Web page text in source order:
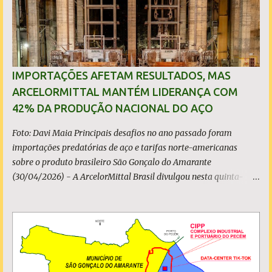
s
IMPORTAÇÕES AFETAM RESULTADOS, MAS
ARCELORMITTAL MANTÉM LIDERANÇA COM
42% DA PRODUÇÃO NACIONAL DO AÇO
Foto: Davi Maia Principais desafios no ano passado foram
importações predatórias de aço e tarifas norte-americanas
sobre o produto brasileiro São Gonçalo do Amarante
(30/04/2026) - A ArcelorMittal Brasil divulgou nesta quinta-
predatórias, sobretudo da China, e as tarifas impostas pelo
Governo dos Estados Unidos afetaram os resultados financeiros
e operacionais da organização e de todo o setor do aço brasileiro.
Ainda assim, a empresa manteve-se como líder no Brasil, com